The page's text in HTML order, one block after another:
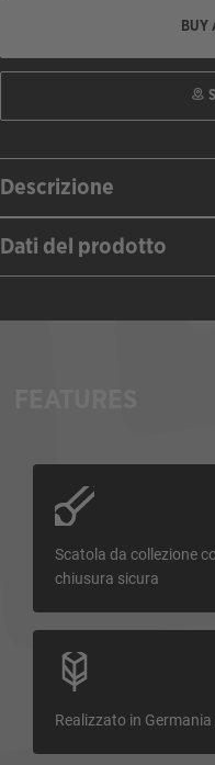
BUY
Descrizione
Dati del prodotto
Scatola da collezione
chiusura sicura
Realizzato in